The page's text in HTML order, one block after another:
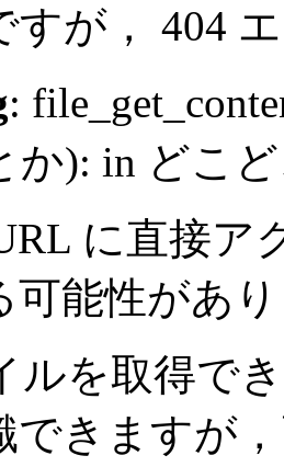
すが， 404
:
か): in どこ
に直接ア
可能性があ
ルを取得で
できますが